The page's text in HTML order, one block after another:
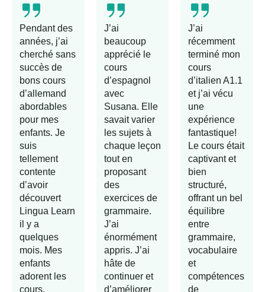
Pendant des
années, j’ai
cherché sans
succès de
bons cours
d’allemand
abordables
pour mes
enfants. Je
suis
tellement
contente
d’avoir
découvert
Lingua Learn
il y a
quelques
mois. Mes
enfants
adorent les
cours.
J’ai
beaucoup
apprécié le
cours
d’espagnol
avec
Susana. Elle
savait varier
les sujets à
chaque leçon
tout en
proposant
des
exercices de
grammaire.
J’ai
énormément
appris. J’ai
hâte de
continuer et
d’améliorer
J’ai
récemment
terminé mon
cours
d’italien A1.1
et j’ai vécu
une
expérience
fantastique!
Le cours était
captivant et
bien
structuré,
offrant un bel
équilibre
entre
grammaire,
vocabulaire
et
compétences
de